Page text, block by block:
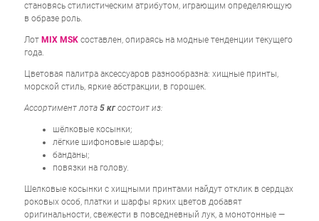
становясь стилистическим атрибутом, играющим определяющую
в образе роль.
Лот MIX MSK составлен, опираясь на модные тенденции текущего
года.
Цветовая палитра аксессуаров разнообразна: хищные принты,
морской стиль, яркие абстракции, в горошек.
Ассортимент лота 5 кгсостоит из:
шёлковые косынки;
лёгкие шифоновые шарфы;
банданы;
повязки на голову.
Шелковые косынки с хищными принтами найдут отклик в сердцах
роковых особ, платки и шарфы ярких цветов добавят
оригинальности, свежести в повседневный лук, а монотонные —